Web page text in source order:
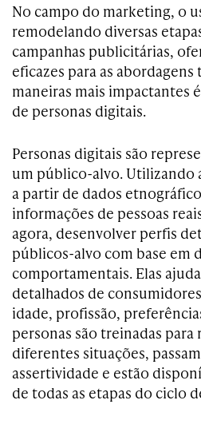
No campo do marketing, o
remodelando diversas
campanhas publicitárias,
eficazes para as
maneiras mais impactantes
de personas digitais.
Personas digitais são
um público-alvo. Utilizando
a partir de dados
informações de pessoas
agora, desenvolver perfis
públicos-alvo com base em
comportamentais. Elas
detalhados de
idade, profissão,
personas são treinadas para
diferentes situações,
assertividade e estão
de todas as etapas do ciclo